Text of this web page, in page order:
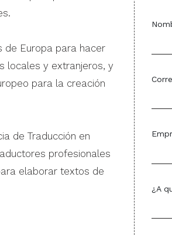
de Europa para hacer
locales y extranjeros, y
para la creación
de Traducción en
profesionales
elaborar textos de
¿A